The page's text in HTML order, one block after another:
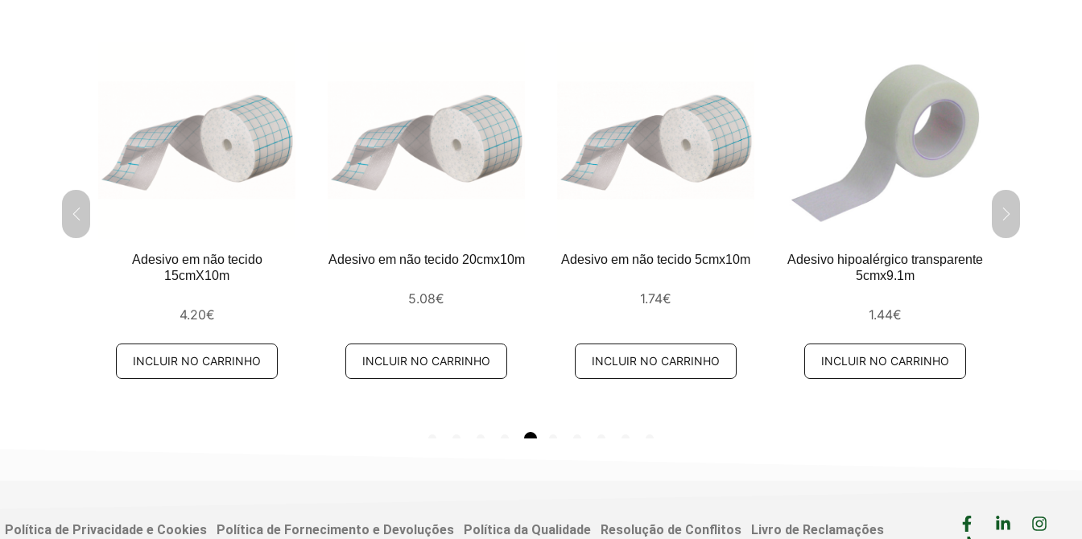
Adesivo em não tecido
15cmX10m
4.20€
INCLUIR NO CARRINHO
Adesivo em não tecido 20cmx10m
5.08€
INCLUIR NO CARRINHO
Adesivo em não tecido 5cmx10m
1.74€
INCLUIR NO CARRINHO
Adesivo hipoalérgico transparente
5cmx9.1m
1.44€
INCLUIR NO CARRINHO
Política de Privacidade e Cookies Política de Fornecimento e Devoluções Política da Qualidade Resolução de Conflitos Livro de Reclamações